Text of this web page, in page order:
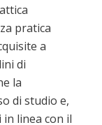
pratica
a
di
la
di studio e,
linea con il